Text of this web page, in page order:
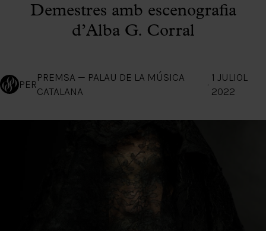
Demestres amb escenografia
d’Alba G. Corral
PER
PREMSA — PALAU DE LA MÚSICA
CATALANA
·
1 JULIOL
2022